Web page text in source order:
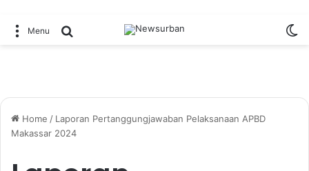
Menu Search for
Home / Laporan Pertanggungjawaban Pelaksanaan APBD
Makassar 2024